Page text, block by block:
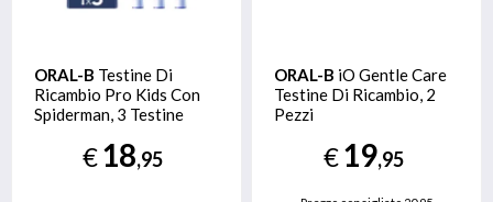
ORAL-B Testine Di
Ricambio Pro Kids Con
Spiderman, 3 Testine
€18,95
ORAL-B iO Gentle Care
Testine Di Ricambio, 2
Pezzi
€19,95